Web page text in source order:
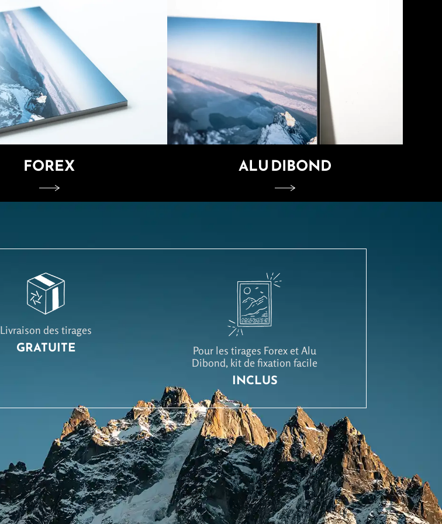
FOREX ALU DIBOND
Livraison des tirages
GRATUITE
Pour les tirages Forex et Alu
Dibond, kit de fixation facile
INCLUS